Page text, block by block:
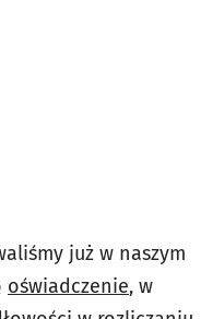
już w naszym
oświadczenie, w